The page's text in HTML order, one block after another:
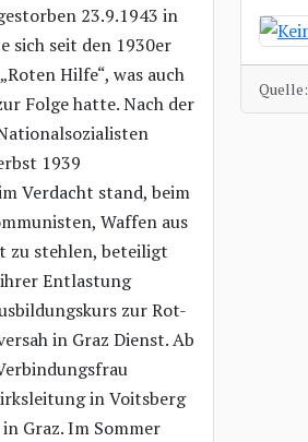
23.9.1943 in
sich seit den 1930er
Hilfe“, was auch
Folge hatte. Nach der
1939
Verdacht stand, beim
Waffen aus
zu stehlen, beteiligt
ihrer Entlastung
zur Rot-
in Graz Dienst. Ab
in Voitsberg
Graz. Im Sommer